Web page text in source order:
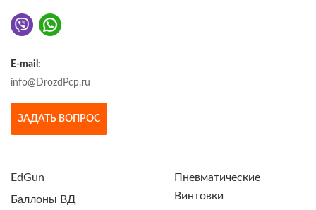
E-mail:
info@DrozdPcp.ru
ЗАДАТЬ ВОПРОС
EdGun
Баллоны ВД
Пневматические
Винтовки